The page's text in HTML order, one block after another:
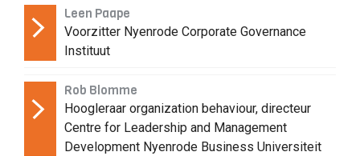
Leen Paape
Voorzitter Nyenrode Corporate Governance
Instituut
Rob Blomme
Hoogleraar organization behaviour, directeur
Centre for Leadership and Management
Development Nyenrode Business Universiteit